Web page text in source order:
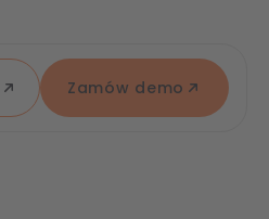
Zamów demo